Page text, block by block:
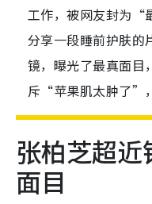
工作，被网友封为“
分享一段睡前护肤的
镜，曝光了最真面目
斥“苹果肌太肿了”
张柏芝超
面目